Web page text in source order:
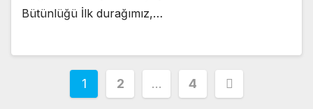
Bütünlüğü İlk durağımız,…
Yazı
1 2 … 4